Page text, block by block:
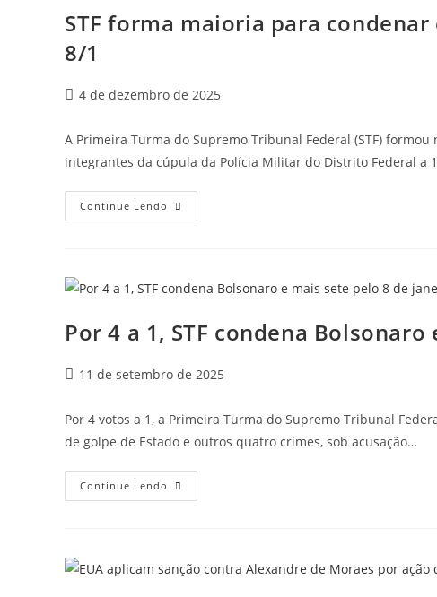
STF forma maioria para
8/1
4 de dezembro de 2025
A Primeira Turma do Supremo Tribunal Federal (STF)
integrantes da cúpula da Polícia Militar do Distrito Federal a
Continue Lendo
Por 4 a 1, STF condena
11 de setembro de 2025
Por 4 votos a 1, a Primeira Turma do Supremo Tribunal
de golpe de Estado e outros quatro crimes, sob acusação…
Continue Lendo